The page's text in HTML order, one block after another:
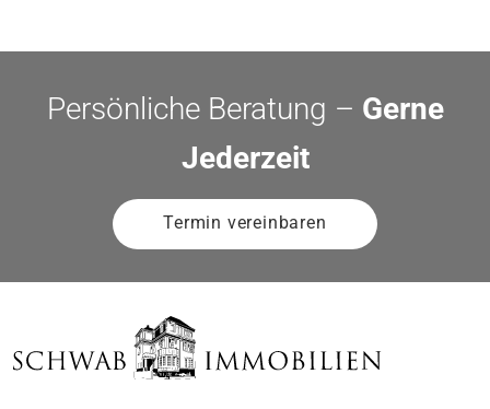
Persönliche Beratung – Gerne
Jederzeit
Termin vereinbaren